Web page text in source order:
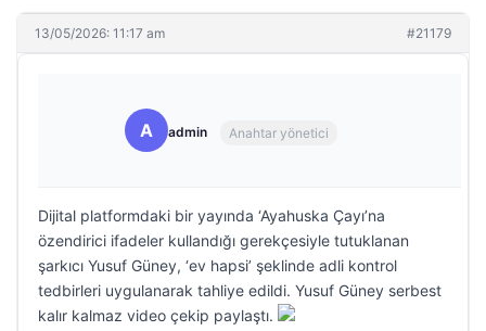
13/05/2026: 11:17 am #21179
A admin Anahtar yönetici
Dijital platformdaki bir yayında ‘Ayahuska Çayı’na
özendirici ifadeler kullandığı gerekçesiyle tutuklanan
şarkıcı Yusuf Güney, ‘ev hapsi’ şeklinde adli kontrol
tedbirleri uygulanarak tahliye edildi. Yusuf Güney serbest
kalır kalmaz video çekip paylaştı.